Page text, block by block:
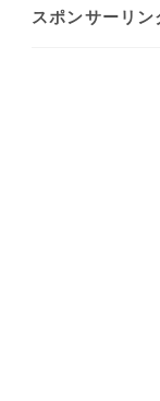
スポンサーリン